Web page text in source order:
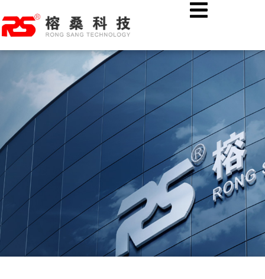
至
内
容
热烈欢迎湖北溢丰数字科技股份有限公司各位领导莅临榕桑科技